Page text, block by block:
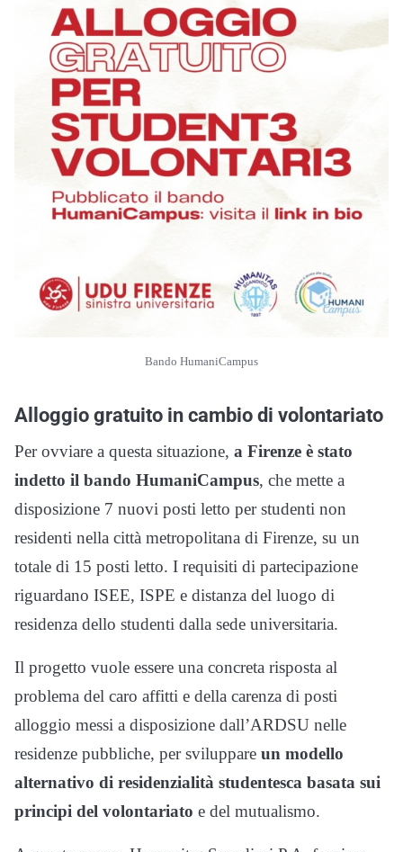
Bando HumaniCampus
Alloggio gratuito in cambio di volontariato
Per ovviare a questa situazione, a Firenze è stato
indetto il bando HumaniCampus, che mette a
disposizione 7 nuovi posti letto per studenti non
residenti nella città metropolitana di Firenze, su un
totale di 15 posti letto. I requisiti di partecipazione
riguardano ISEE, ISPE e distanza del luogo di
residenza dello studenti dalla sede universitaria.
Il progetto vuole essere una concreta risposta al
problema del caro affitti e della carenza di posti
alloggio messi a disposizione dall’ARDSU nelle
residenze pubbliche, per sviluppare un modello
alternativo di residenzialità studentesca basata sui
principi del volontariato e del mutualismo.